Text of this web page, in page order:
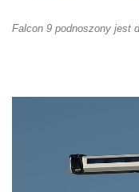
Falcon 9 podnoszony jest